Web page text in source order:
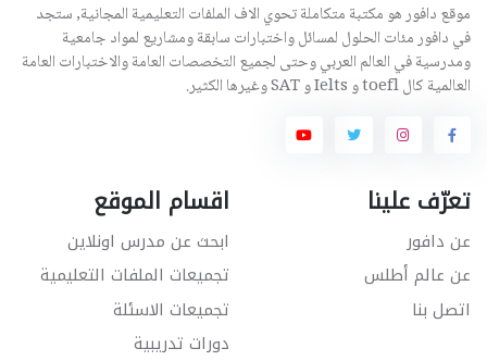
موقع دافور هو مكتبة متكاملة تحوي الاف الملفات التعليمية المجانية, ستجد
في دافور مئات الحلول لمسائل واختبارات سابقة ومشاريع لمواد جامعية
ومدرسية في العالم العربي وحتى لجميع التخصصات العامة والاختبارات العامة
العالمية كال toefl و Ielts و SAT وغيرها الكثير.
تعرّف علينا
عن دافور
عن عالم أطلس
اتصل بنا
اقسام الموقع
ابحث عن مدرس اونلاين
تجميعات الملفات التعليمية
تجميعات الاسئلة
دورات تدريبية